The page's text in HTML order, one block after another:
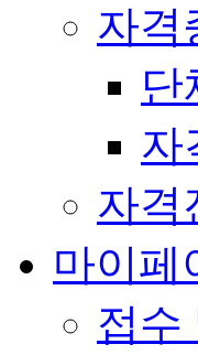
자격
단
자
자격
마이페
접수